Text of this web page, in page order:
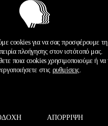
cookies για να σας προσφέρουμε τη
πλοήγησης στον ιστότοπό μας.
ποια cookies χρησιμοποιούμε ή να
στις ρυθμίσεις
ΑΠΌΡΡΙΨΗ